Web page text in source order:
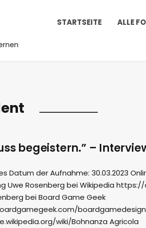
STARTSEITE ALLE
begeistern.” –
Datum der Aufnahme: 30.03.2023
Uwe Rosenberg bei Wikipedia
bei Board Game Geek
wiki/Bohnanza Agricola